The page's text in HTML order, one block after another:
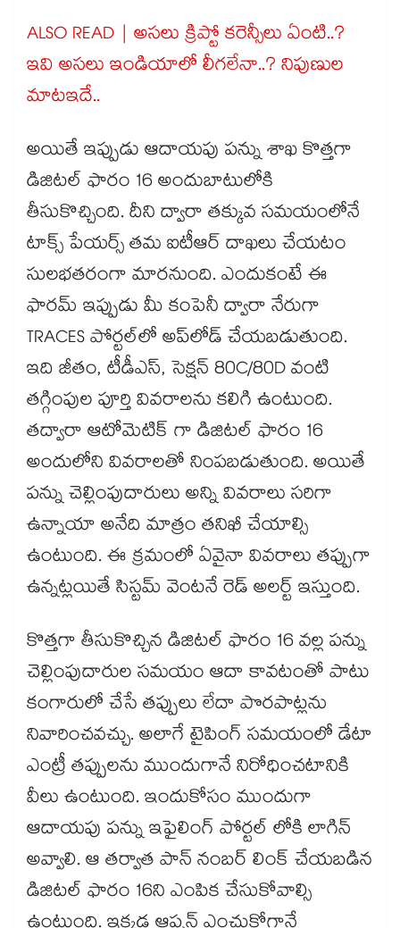
ALSO READ | అసలు క్రిప్టో కరెన్సీలు ఏంటి..?
ఇవి అసలు ఇండియాలో లీగలేనా..? నిపుణుల
మాటఇదే..
అయితే ఇప్పుడు ఆదాయపు పన్ను శాఖ కొత్తగా
డిజిటల్ ఫారం 16 అందుబాటులోకి
తీసుకొచ్చింది. దీని ద్వారా తక్కువ సమయంలోనే
టాక్స్ పేయర్స్ తమ ఐటీఆర్ దాఖలు చేయటం
సులభతరంగా మారనుంది. ఎందుకంటే ఈ
ఫారమ్ ఇప్పుడు మీ కంపెనీ ద్వారా నేరుగా
TRACES పోర్టల్‌లో అప్‌లోడ్ చేయబడుతుంది.
ఇది జీతం, టీడీఎస్, సెక్షన్ 80C/80D వంటి
తగ్గింపుల పూర్తి వివరాలను కలిగి ఉంటుంది.
తద్వారా ఆటోమెటిక్ గా డిజిటల్ ఫారం 16
అందులోని వివరాలతో నింపబడుతుంది. అయితే
పన్ను చెల్లింపుదారులు అన్ని వివరాలు సరిగా
ఉన్నాయా అనేది మాత్రం తనిఖీ చేయాల్సి
ఉంటుంది. ఈ క్రమంలో ఏవైనా వివరాలు తప్పుగా
ఉన్నట్లయితే సిస్టమ్ వెంటనే రెడ్ అలర్ట్ ఇస్తుంది.
కొత్తగా తీసుకొచ్చిన డిజిటల్ ఫారం 16 వల్ల పన్ను
చెల్లింపుదారుల సమయం ఆదా కావటంతో పాటు
కంగారులో చేసే తప్పులు లేదా పొరపాట్లను
నివారించవచ్చు. అలాగే టైపింగ్ సమయంలో డేటా
ఎంట్రీ తప్పులను ముందుగానే నిరోధించటానికి
వీలు ఉంటుంది. ఇందుకోసం ముందుగా
ఆదాయపు పన్ను ఇఫైలింగ్ పోర్టల్ లోకి లాగిన్
అవ్వాలి. ఆ తర్వాత పాన్ నంబర్ లింక్ చేయబడిన
డిజిటల్ ఫారం 16ని ఎంపిక చేసుకోవాల్సి